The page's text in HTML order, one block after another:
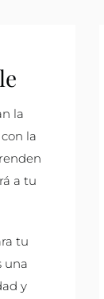
la
la
a tu
tu
una
y